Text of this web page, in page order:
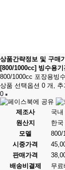
상품간략정보 및 구매
[800/1000cc] 빙수용
800/1000cc 포장용빙
상품 선택옵션 0 개, 추
0
제조사
국내
원산지
한국
모델
800/
시중가격
판매가격
배송비결제
무료